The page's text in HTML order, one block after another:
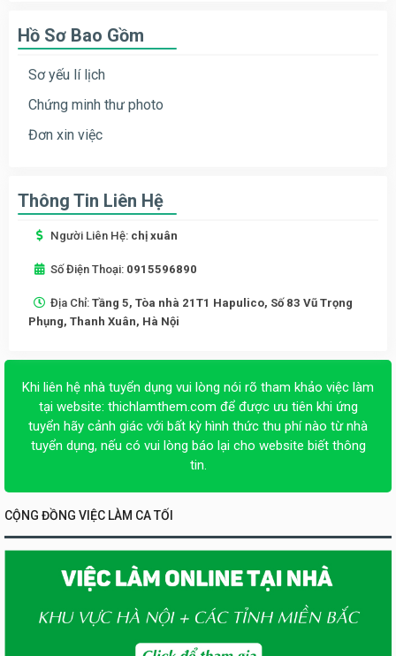
Hồ Sơ Bao Gồm
Sơ yếu lí lịch
Chứng minh thư photo
Đơn xin việc
Thông Tin Liên Hệ
Người Liên Hệ: chị xuân
Số Điện Thoại: 0915596890
Địa Chỉ: Tầng 5, Tòa nhà 21T1 Hapulico, Số 83 Vũ Trọng
Phụng, Thanh Xuân, Hà Nội
Khi liên hệ nhà tuyển dụng vui lòng nói rõ tham khảo việc làm
tại website: thichlamthem.com để được ưu tiên khi ứng
tuyển hãy cảnh giác với bất kỳ hình thức thu phí nào từ nhà
tuyển dụng, nếu có vui lòng báo lại cho website biết thông
tin.
CỘNG ĐỒNG VIỆC LÀM CA TỐI